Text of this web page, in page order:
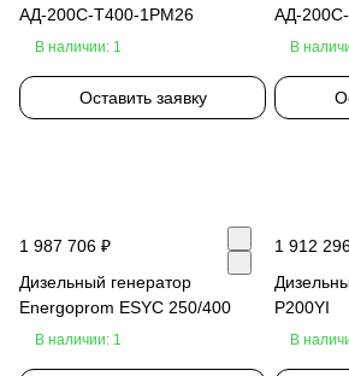
АД-200С-Т400-1РМ26
В наличии: 1
Оставить заявку
АД-
В
1 987 706 ₽
Дизельный генератор
Energoprom ESYC 250/400
В наличии: 1
1 912
P200YI
В